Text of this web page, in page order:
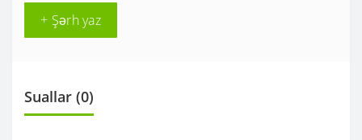
+ Şərh yaz
Suallar (0)